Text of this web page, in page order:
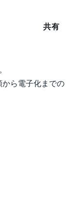
共有
ら電子化までの